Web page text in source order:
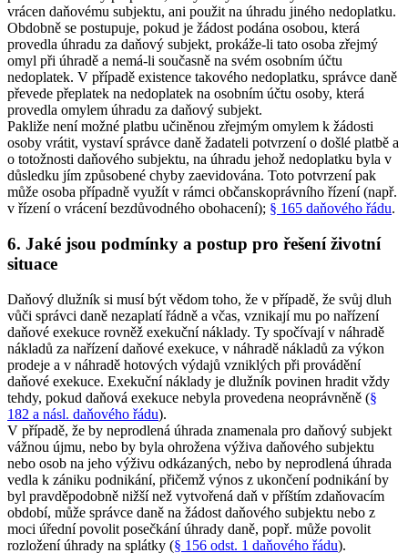
vrácen daňovému subjektu, ani použit na úhradu jiného nedoplatku.
Obdobně se postupuje, pokud je žádost podána osobou, která
provedla úhradu za daňový subjekt, prokáže-li tato osoba zřejmý
omyl při úhradě a nemá-li současně na svém osobním účtu
nedoplatek. V případě existence takového nedoplatku, správce daně
převede přeplatek na nedoplatek na osobním účtu osoby, která
provedla omylem úhradu za daňový subjekt.
Pakliže není možné platbu učiněnou zřejmým omylem k žádosti
osoby vrátit, vystaví správce daně žadateli potvrzení o došlé platbě a
o totožnosti daňového subjektu, na úhradu jehož nedoplatku byla v
důsledku jím způsobené chyby zaevidována. Toto potvrzení pak
může osoba případně využít v rámci občanskoprávního řízení (např.
v řízení o vrácení bezdůvodného obohacení); § 165 daňového řádu.
6. Jaké jsou podmínky a postup pro řešení životní
situace
Daňový dlužník si musí být vědom toho, že v případě, že svůj dluh
vůči správci daně nezaplatí řádně a včas, vznikají mu po nařízení
daňové exekuce rovněž exekuční náklady. Ty spočívají v náhradě
nákladů za nařízení daňové exekuce, v náhradě nákladů za výkon
prodeje a v náhradě hotových výdajů vzniklých při provádění
daňové exekuce. Exekuční náklady je dlužník povinen hradit vždy
tehdy, pokud daňová exekuce nebyla provedena neoprávněně (§
182 a násl. daňového řádu).
V případě, že by neprodlená úhrada znamenala pro daňový subjekt
vážnou újmu, nebo by byla ohrožena výživa daňového subjektu
nebo osob na jeho výživu odkázaných, nebo by neprodlená úhrada
vedla k zániku podnikání, přičemž výnos z ukončení podnikání by
byl pravděpodobně nižší než vytvořená daň v příštím zdaňovacím
období, může správce daně na žádost daňového subjektu nebo z
moci úřední povolit posečkání úhrady daně, popř. může povolit
rozložení úhrady na splátky (§ 156 odst. 1 daňového řádu).